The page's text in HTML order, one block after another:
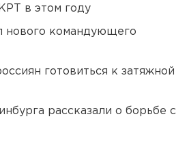
в этом году
нового командующего
готовиться к затяжной
рассказали о борьбе с